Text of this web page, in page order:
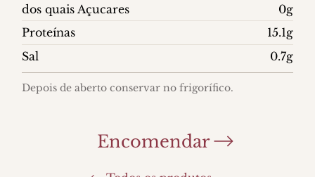
dos quais Açucares
0g
Proteínas
15.1g
Sal
0.7g
Depois de aberto conservar no frigorífico.
Encomendar